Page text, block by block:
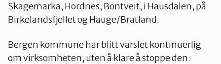
Skagemarka, Hordnes, Bontveit, i Hausdalen, på
Birkelandsfjellet og Hauge/Bratland.
Bergen kommune har blitt varslet kontinuerlig
om virksomheten, uten å klare å stoppe den.